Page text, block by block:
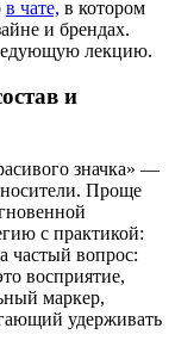
в чате, в котором
и брендах.
лекцию.
и
значка» —
носители. Проще
с практикой:
частый вопрос:
восприятие,
маркер,
удерживать